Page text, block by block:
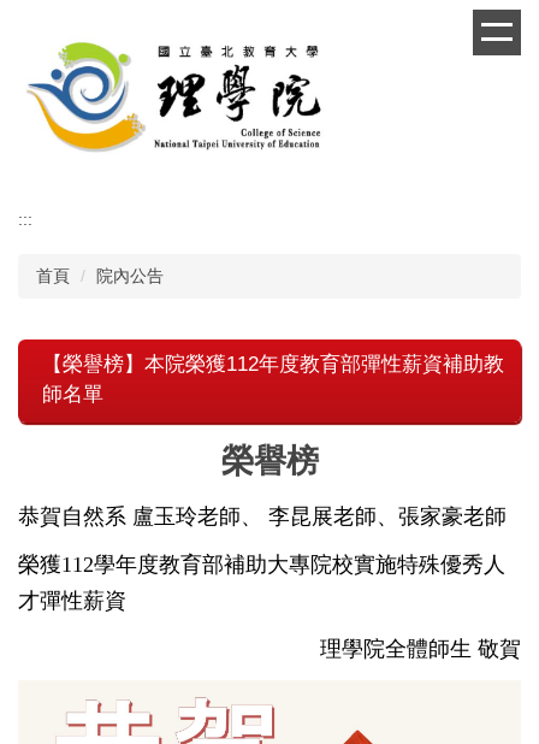
要
:::
首頁 院內公告
【榮譽榜】本院榮獲112年度教育部彈性薪資補助教
師名單
榮譽榜
恭賀自然系 盧玉玲老師、 李昆展老師、張家豪老師
榮獲112學年度教育部補助大專院校實施特殊優秀人
才彈性薪資
理學院全體師生 敬賀